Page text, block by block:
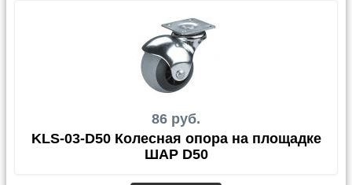
86 руб.
KLS-03-D50 Колесная опора на площадке
ШАР D50